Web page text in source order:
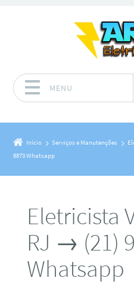
MENU
Início Serviços e Manutenções
8873 Whatsapp
Eletricista
RJ → (21)
Whatsapp